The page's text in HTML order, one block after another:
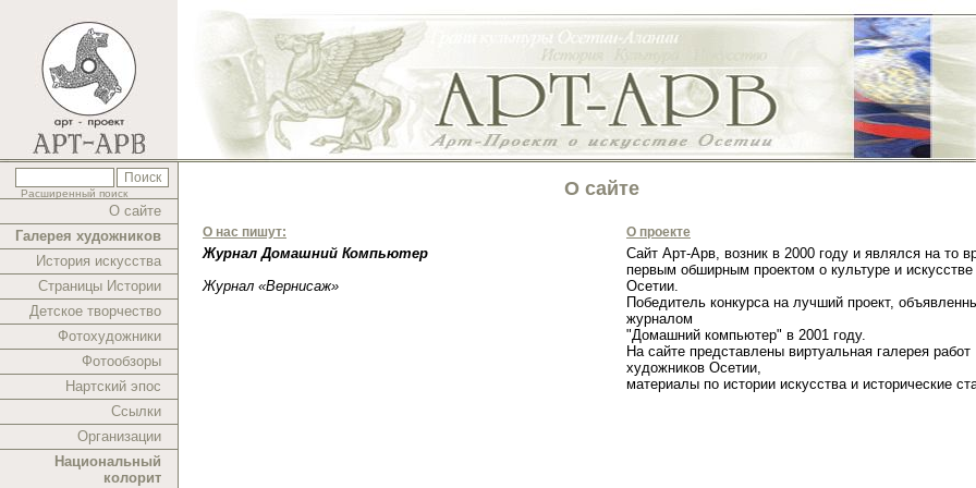
Расширенный поиск
О сайте
Галерея художников
История искусства
Страницы Истории
Детское творчество
Фотохудожники
Фотообзоры
Нартский эпос
Ссылки
Организации
Национальный
колорит
О сайте
О нас пишут:
Журнал Домашний Компьютер
Журнал «Вернисаж»
О проекте
Сайт Арт-Арв, возник в 2000 году и являлся на то
первым обширным проектом о культуре и искусстве
Осетии.
Победитель конкурса на лучший проект,
журналом
"Домашний компьютер" в 2001 году.
На сайте представлены виртуальная галерея работ
художников Осетии,
материалы по истории искусства и исторические